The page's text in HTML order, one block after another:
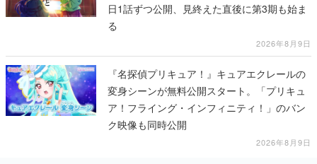
日1話ずつ公開、見終えた直後に第3期も始ま
る
2026年8月9日
『名探偵プリキュア！』キュアエクレールの
変身シーンが無料公開スタート。「プリキュ
ア！フライング・インフィニティ！」のバン
ク映像も同時公開
2026年8月9日